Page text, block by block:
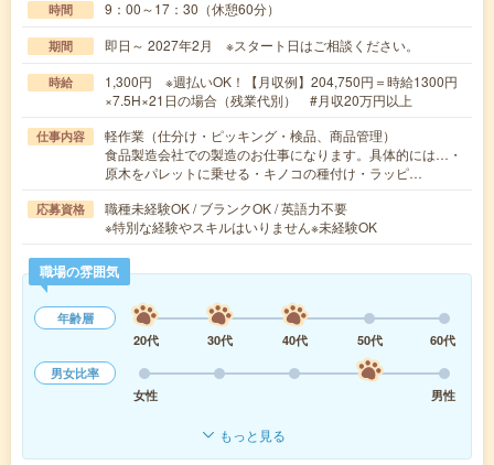
時間 9：00～17：30（休憩60分）
期間 即日～ 2027年2月 ※スタート日はご相談ください。
時給
1,300円 ※週払いOK！【月収例】204,750円＝時給1300円
×7.5H×21日の場合（残業代別） #月収20万円以上
仕事内容
軽作業（仕分け・ピッキング・検品、商品管理）
食品製造会社での製造のお仕事になります。具体的には…・
原木をパレットに乗せる・キノコの種付け・ラッピ…
応募資格
職種未経験OK / ブランクOK / 英語力不要
※特別な経験やスキルはいりません※未経験OK
職場の雰囲気
年齢層
20代
30代 40代 50代
60代
男女比率
女性
男性
もっと見る